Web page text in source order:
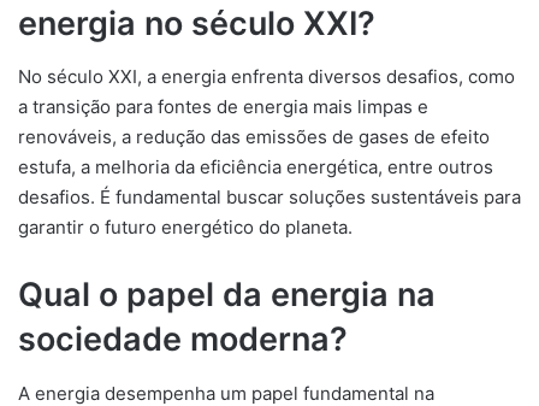
energia no século XXI?
No século XXI, a energia enfrenta diversos desafios, como
a transição para fontes de energia mais limpas e
renováveis, a redução das emissões de gases de efeito
estufa, a melhoria da eficiência energética, entre outros
desafios. É fundamental buscar soluções sustentáveis para
garantir o futuro energético do planeta.
Qual o papel da energia na
sociedade moderna?
A energia desempenha um papel fundamental na